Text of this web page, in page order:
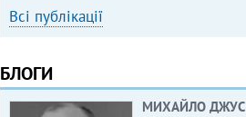
Всі публікації
БЛОГИ
МИХАЙЛО ДЖУС